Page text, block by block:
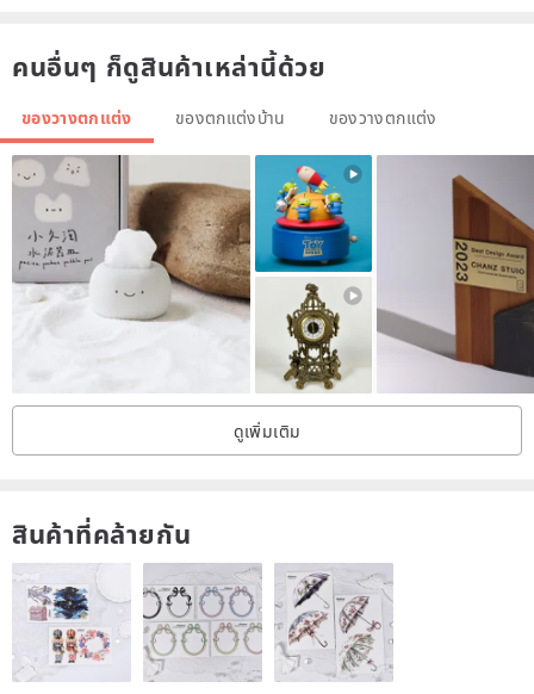
your choice number is not responded to within 48 hours (2 days), it
5. Customized products will not be returned.
♥ Notes♥
1. The selling price is the price of a single work.
2. Because it is made of natural logs and handmade, the size,
color, laser engraving depth of each work will be slightly different,
and the wood grain will also be different!
3. This product is not suitable for long-term placement outdoors in
5. To clean the dust, please brush lightly with a brush.
6. Basic water-repellent - This product is dyed. If your hands are
wet, please dry them before handling.
7. Completely waterproof - the work is hand-painted, and it is
normal if the surface is slightly uneven.
คนอื่นๆ ก็ดูสินค้าเหล่านี้ด้วย
ของวางตกแต่ง ของตกแต่งบ้าน ของวางตกแต่ง
ดูเพิ่มเติม
สินค้าที่คล้ายกัน